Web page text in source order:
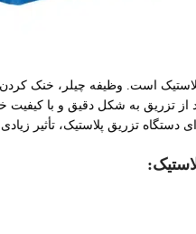
است. وظیفه چیلر، خنک
تزریق به شکل دقیق و با کیفیت
دستگاه تزریق پلاستیک، تأثیر